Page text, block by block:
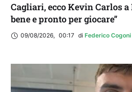
Cagliari, ecco Kevin Carlos a
bene e pronto per giocare”
09/08/2026, 00:17 di Federico Cogoni